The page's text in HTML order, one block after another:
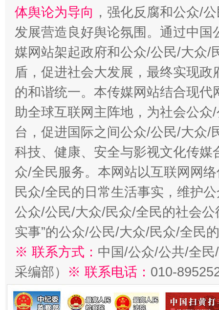
体舆论为导向 ，强化反腐和公众/
发展营造良好舆论氛围。通过中
媒网站架起政府和公众/公民/大众/
盾，促进社会大发展，最终实现
的和谐统一。本传媒网站结合现
助全球互联网主阵地，为社会公
台，促进国际之间公众/公民/大众/
科技、健康、安全与影视文化传
众/全民服务。本网站以互联网网
民众/全民的日常生活事实，维护
公众/公民/大众/民众/全民的社会公
实事”的公众/公民/大众/民众/全民
※ 联系方式： 中国/公众/公共/全
采编部） ※ 联系电话： 010-